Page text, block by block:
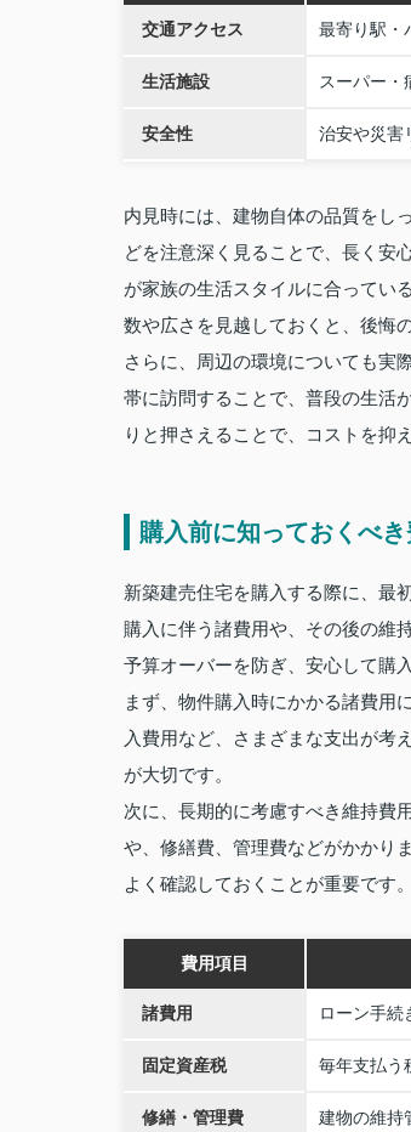
交通アクセス 最寄り駅・
生活施設 スーパー・
安全性 治安や災害
内見時には、建物自体の品質をし
どを注意深く見ることで、長く安
が家族の生活スタイルに合ってい
数や広さを見越しておくと、後悔
さらに、周辺の環境についても実
帯に訪問することで、普段の生活
りと押さえることで、コストを抑
購入前に知っておくべ
新築建売住宅を購入する際に、最
購入に伴う諸費用や、その後の維
予算オーバーを防ぎ、安心して購
まず、物件購入時にかかる諸費用
入費用など、さまざまな支出が考
が大切です。
次に、長期的に考慮すべき維持費
や、修繕費、管理費などがかかり
よく確認しておくことが重要です
費用項目
諸費用 ローン手続
固定資産税 毎年支払う
修繕・管理費 建物の維持